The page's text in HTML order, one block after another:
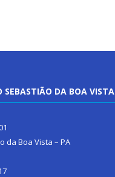
SEBASTIÃO DA BOA VISTA
da Boa Vista – PA